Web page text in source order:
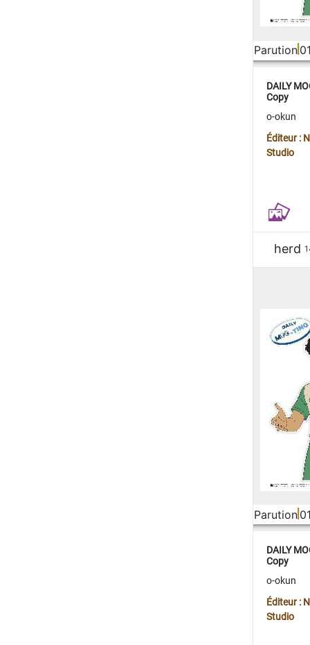
Parution
DAILY
Copy
o-okun
Éditeur :
Studio
herd
Parution
DAILY
Copy
o-okun
Éditeur :
Studio